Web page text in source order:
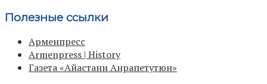
Полезные ссылки
Арменпресс
Armenpress | History
Газета «Айастани Анрапетутюн»